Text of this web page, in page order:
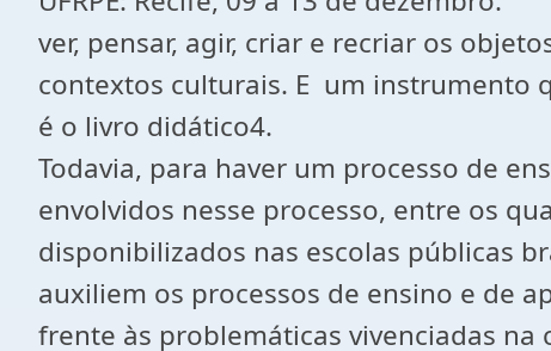
ver, pensar, agir, criar e recriar os
contextos culturais. E um instrumento
é o livro didático4.
Todavia, para haver um processo de
envolvidos nesse processo, entre os
disponibilizados nas escolas públicas
auxiliem os processos de ensino e de
frente às problemáticas vivenciadas na